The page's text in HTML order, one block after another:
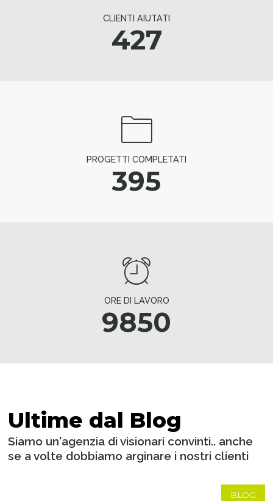
CLIENTI AIUTATI
427
PROGETTI COMPLETATI
395
ORE DI LAVORO
9850
Ultime dal Blog
Siamo un'agenzia di visionari convinti.. anche
se a volte dobbiamo arginare i nostri clienti
BLOG